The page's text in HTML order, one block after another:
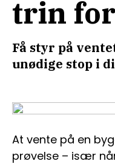
trin
Få styr på
unødige stop i
At vente på en
prøvelse – især